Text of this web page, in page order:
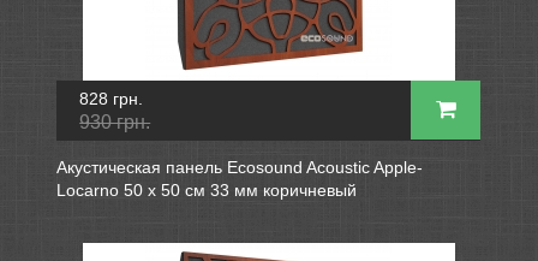
828 грн.
930 грн.
Акустическая панель Ecosound Acoustic Apple-
Locarno 50 х 50 см 33 мм коричневый